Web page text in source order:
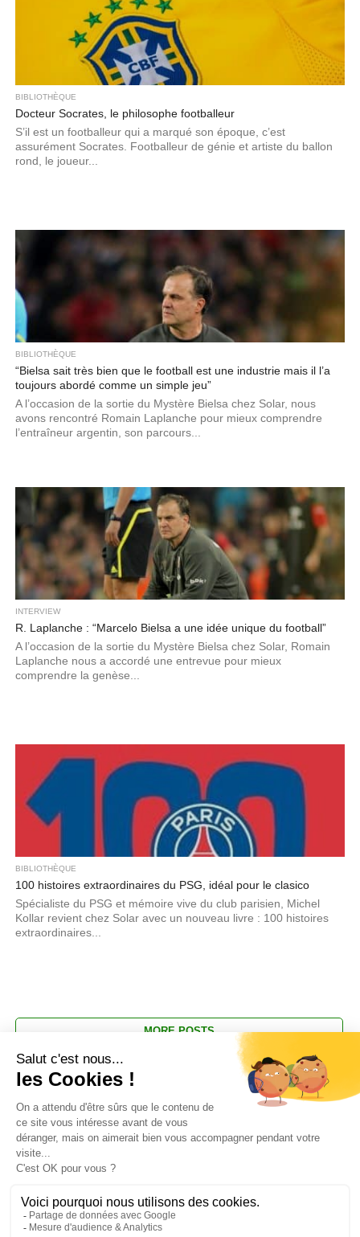
BIBLIOTHÈQUE
Docteur Socrates, le philosophe footballeur
S’il est un footballeur qui a marqué son époque, c’est
assurément Socrates. Footballeur de génie et artiste du ballon
rond, le joueur...
BIBLIOTHÈQUE
“Bielsa sait très bien que le football est une industrie mais il l’a
toujours abordé comme un simple jeu”
A l’occasion de la sortie du Mystère Bielsa chez Solar, nous
avons rencontré Romain Laplanche pour mieux comprendre
l’entraîneur argentin, son parcours...
INTERVIEW
R. Laplanche : “Marcelo Bielsa a une idée unique du football”
A l’occasion de la sortie du Mystère Bielsa chez Solar, Romain
Laplanche nous a accordé une entrevue pour mieux
comprendre la genèse...
BIBLIOTHÈQUE
100 histoires extraordinaires du PSG, idéal pour le clasico
Spécialiste du PSG et mémoire vive du club parisien, Michel
Kollar revient chez Solar avec un nouveau livre : 100 histoires
extraordinaires...
MORE POSTS
Pour toute demande d'information ou de désabonnement :